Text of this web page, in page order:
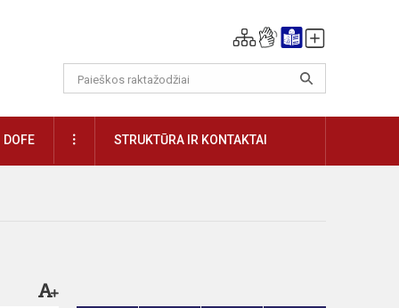
DOFE DAUGIAUSTRUKTŪRA IR KONTAKTAI